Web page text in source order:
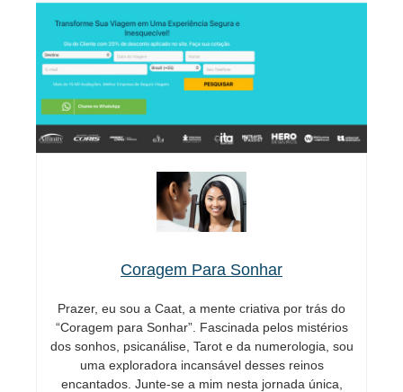
Coragem Para Sonhar
Prazer, eu sou a Caat, a mente criativa por trás do
“Coragem para Sonhar”. Fascinada pelos mistérios
dos sonhos, psicanálise, Tarot e da numerologia, sou
uma exploradora incansável desses reinos
encantados. Junte-se a mim nesta jornada única,